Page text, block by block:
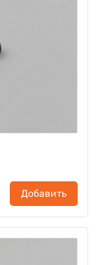
Добавить